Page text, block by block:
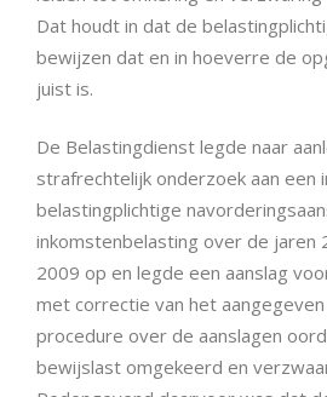
Dat houdt in dat de
bewijzen dat en in hoeverre de
juist is.
De Belastingdienst legde naar
strafrechtelijk onderzoek aan een
belastingplichtige
inkomstenbelasting over de jaren
2009 op en legde een aanslag
met correctie van het aangegeven
procedure over de aanslagen
bewijslast omgekeerd en